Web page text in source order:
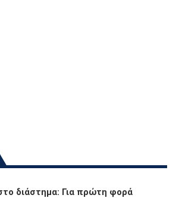
διάστημα: Για πρώτη φορά